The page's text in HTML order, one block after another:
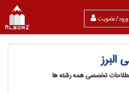
ورود/عضویت
تخصصی همه رشته ها